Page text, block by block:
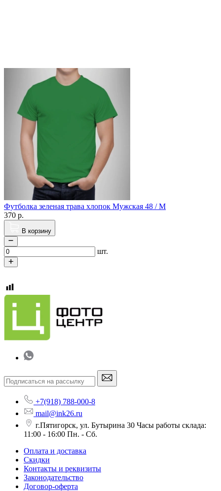
Футболка зеленая трава хлопок Мужская 48 / M
370 р.
В корзину
шт.
+7(918) 788-000-8
mail@ink26.ru
г.Пятигорск, ул. Бутырина 30 Часы работы склада:
11:00 - 16:00 Пн. - Сб.
Оплата и доставка
Скидки
Контакты и реквизиты
Законодательство
Договор-оферта